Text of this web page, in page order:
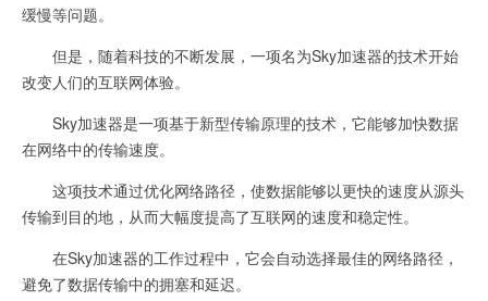
缓慢等问题。
但是，随着科技的不断发展，一项名为Sky加速器的技术开始
改变人们的互联网体验。
Sky加速器是一项基于新型传输原理的技术，它能够加快数据
在网络中的传输速度。
这项技术通过优化网络路径，使数据能够以更快的速度从源头
传输到目的地，从而大幅度提高了互联网的速度和稳定性。
在Sky加速器的工作过程中，它会自动选择最佳的网络路径，
避免了数据传输中的拥塞和延迟。